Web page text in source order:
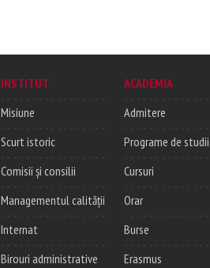
INSTITUT
Misiune
Scurt istoric
Comisii și consilii
Managementul calității
Internat
Birouri administrative
ACADEMIA
Admitere
Programe de studii
Cursuri
Orar
Burse
Erasmus